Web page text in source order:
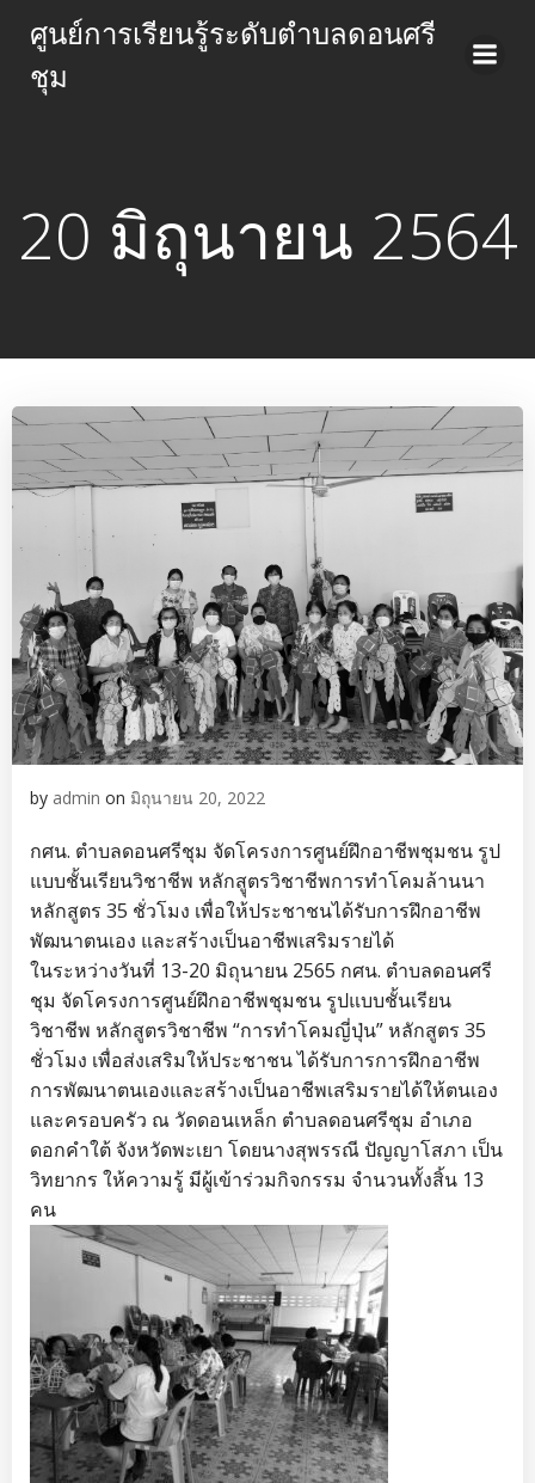
to
ศูนย์การเรียนรู้ระดับตำบลดอนศรี
ชุม
20 มิถุนายน 2564
by admin on มิถุนายน 20, 2022
กศน. ตำบลดอนศรีชุม จัดโครงการศูนย์ฝึกอาชีพชุมชน รูป
แบบชั้นเรียนวิชาชีพ หลักสูุตรวิชาชีพการทำโคมล้านนา
หลักสูตร 35 ชั่วโมง เพื่อให้ประชาชนได้รับการฝึกอาชีพ
พัฒนาตนเอง และสร้างเป็นอาชีพเสริมรายได้
ในระหว่างวันที่ 13-20 มิถุนายน 2565 กศน. ตำบลดอนศรี
ชุม จัดโครงการศูนย์ฝึกอาชีพชุมชน รูปแบบชั้นเรียน
วิชาชีพ หลักสูตรวิชาชีพ “การทำโคมญี่ปุ่น” หลักสูตร 35
ชั่วโมง เพื่อส่งเสริมให้ประชาชน ได้รับการการฝึกอาชีพ
การพัฒนาตนเองและสร้างเป็นอาชีพเสริมรายได้ให้ตนเอง
และครอบครัว ณ วัดดอนเหล็ก ตำบลดอนศรีชุม อำเภอ
ดอกคำใต้ จังหวัดพะเยา โดยนางสุพรรณี ปัญญาโสภา เป็น
วิทยากร ให้ความรู้ มีผู้เข้าร่วมกิจกรรม จำนวนทั้งสิ้น 13
คน